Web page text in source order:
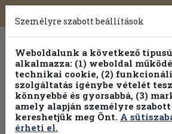
Toggle
navigation
Személyre szabott beállítások
Weboldalunk a következő
alkalmazza: (1) weboldal
technikai cookie, (2)
szolgáltatás igénybe vételét
könnyebbé és gyorsabbá, (3)
amely alapján személyre
kereshetjük meg Önt. A
érheti el.